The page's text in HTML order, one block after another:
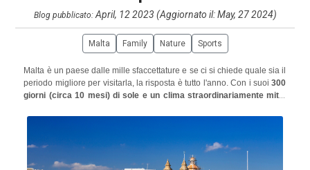
Blog pubblicato:April, 12 2023 (Aggiornato il: May, 27 2024)
Malta Family Nature Sports
Malta è un paese dalle mille sfaccettature e se ci si chiede quale sia il
periodo migliore per visitarla, la risposta è tutto l'anno. Con i suoi300
giorni (circa 10 mesi) di sole e un clima straordinariamente mite,
Mediterraneo situata a sud della Sicilia.